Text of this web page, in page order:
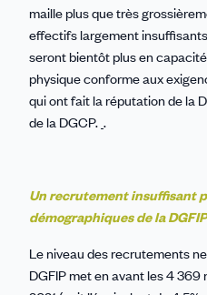
maille plus que très
effectifs largement
seront bientôt plus en
physique conforme aux
qui ont fait la réputation de la
de la DGCP. .
Un recrutement insuffisant
démographiques de la DGFIP
Le niveau des recrutements
DGFIP met en avant les 4